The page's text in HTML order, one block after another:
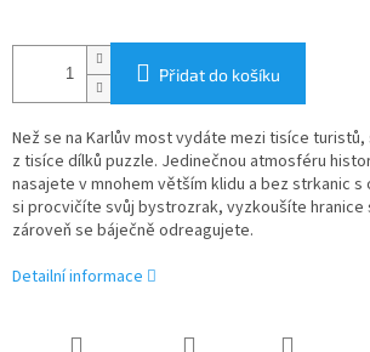
Přidat do košíku
Než se na Karlův most vydáte mezi tisíce
z tisíce dílků puzzle. Jedinečnou atmosféru
nasajete v mnohem větším klidu a bez strkanic s
si procvičíte svůj bystrozrak, vyzkoušíte
zároveň se báječně odreagujete.
Detailní informace